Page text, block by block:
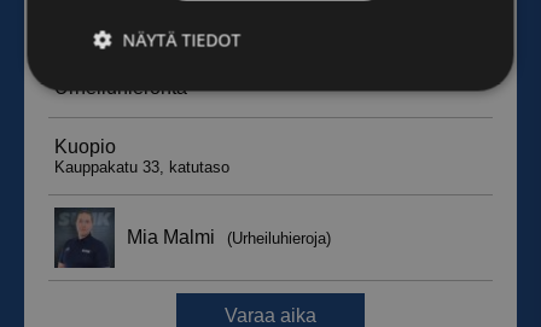
NÄYTÄ TIEDOT
Ehdottomasti
välttämättömät
Suorituskyvylliset
Luokittelemattomat